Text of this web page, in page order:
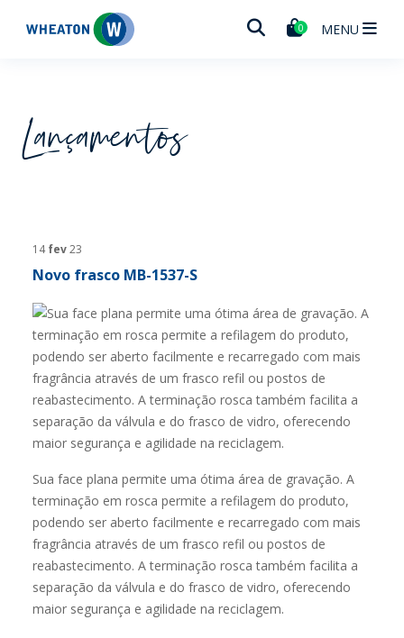
Wheaton 0 MENU
Lançamentos
14fev23
Novo frasco MB-1537-S
Sua face plana permite uma ótima área de gravação. A
terminação em rosca permite a refilagem do produto,
podendo ser aberto facilmente e recarregado com mais
fragrância através de um frasco refil ou postos de
reabastecimento. A terminação rosca também facilita a
separação da válvula e do frasco de vidro, oferecendo
maior segurança e agilidade na reciclagem.